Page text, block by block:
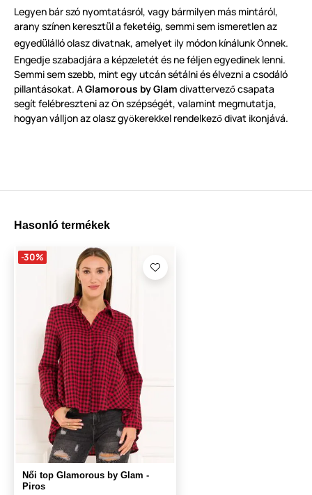
Legyen bár szó nyomtatásról, vagy bármilyen más mintáról,
arany színen keresztül a feketéig, semmi sem ismeretlen az
egyedülálló olasz divatnak, amelyet ily módon kínálunk Önnek.
Engedje szabadjára a képzeletét és ne féljen egyedinek lenni.
Semmi sem szebb, mint egy utcán sétálni és élvezni a csodáló
pillantásokat. AGlamorous by Glam divattervező csapata
segít felébreszteni az Ön szépségét, valamint megmutatja,
hogyan válljon az olasz gyökerekkel rendelkező divat ikonjává.
Hasonló termékek
-30%
Női top Glamorous by Glam -
Piros